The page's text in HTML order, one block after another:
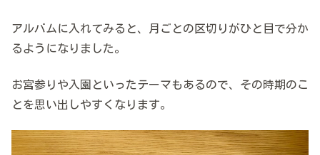
アルバムに入れてみると、月ごとの区切りがひと目で分か
るようになりました。
お宮参りや入園といったテーマもあるので、その時期のこ
とを思い出しやすくなります。